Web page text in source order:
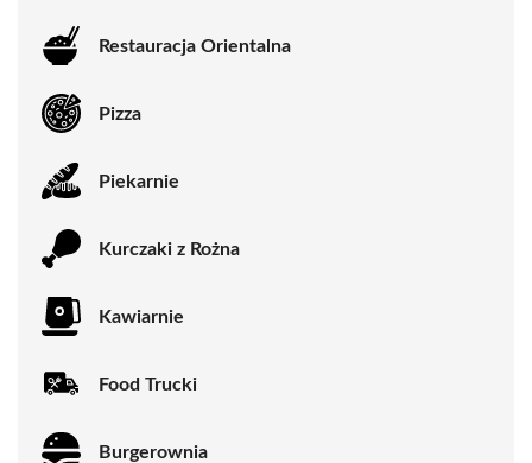
Restauracja Orientalna
Pizza
Piekarnie
Kurczaki z Rożna
Kawiarnie
Food Trucki
Burgerownia